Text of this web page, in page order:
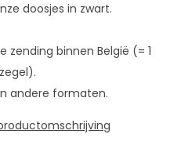
doosjes in zwart.
zending binnen België (= 1
andere formaten.